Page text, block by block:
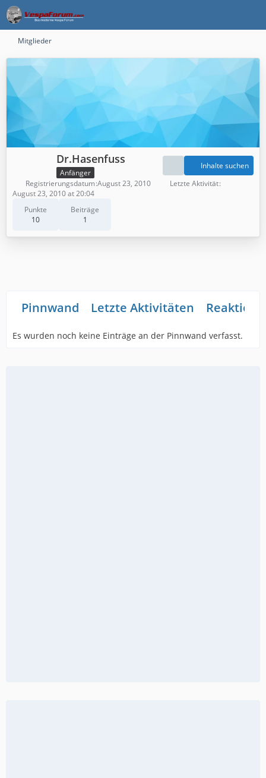
Mitglieder
Dr.Hasenfuss
Anfänger
Punkte
10
Beiträge
1
Inhalte suchen
Registrierungsdatum August 23, 2010
Letzte Aktivität
August 23, 2010 at 20:04
Pinnwand Letzte Aktivitäten
Es wurden noch keine Einträge an der Pinnwand verfasst.